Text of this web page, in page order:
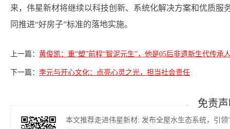
来，伟星新材将继续以科技创新、系统化解决方案和优质
同推进“好房子”标准的落地实施。
上一篇： 黄俊凯：重“塑”前程“智泥元生”，他是05后非遗新生代传承
下一篇： 李元与开心文化：点亮心灵之光，担当社会责任
免责
本文推荐走进伟星新材: 发布全屋水生态系统，引